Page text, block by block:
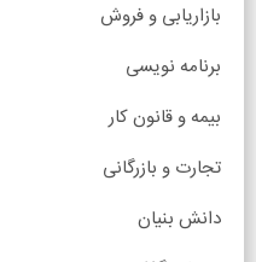
بازاریابی و فروش
برنامه نویسی
بیمه و قانون کار
تجارت و بازرگانی
دانش بنیان